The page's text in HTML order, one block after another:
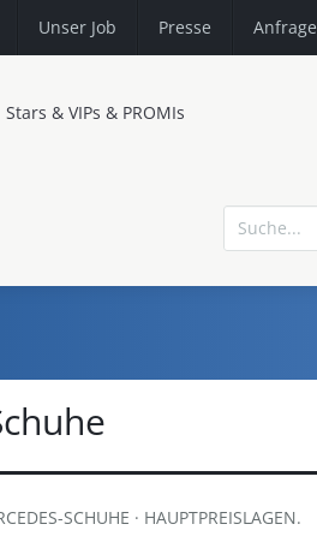
Unser Job Presse Anfrage
Stars & VIPs & PROMIs
SCHUHE · HAUPTPREISLAGEN.